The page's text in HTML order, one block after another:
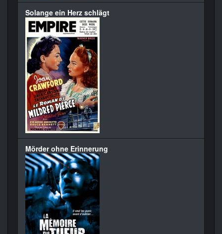
Solange ein Herz schlägt
Mörder ohne Erinnerung